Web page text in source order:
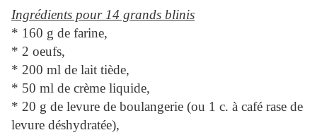
Ingrédients pour 14 grands blinis
* 160 g de farine,
* 2 oeufs,
* 200 ml de lait tiède,
* 50 ml de crème liquide,
* 20 g de levure de boulangerie (ou 1 c. à café rase de
levure déshydratée),